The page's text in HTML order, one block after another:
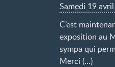
Samedi 19
C’est
exposition au
sympa qui
Merci (…)